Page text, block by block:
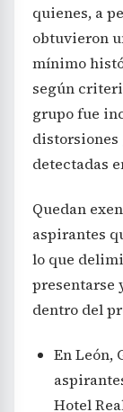
quienes, a
obtuvieron
mínimo
según
grupo fue
distorsiones
detectadas
Quedan
aspirantes
lo que
presentarse
dentro del
En León,
Hotel